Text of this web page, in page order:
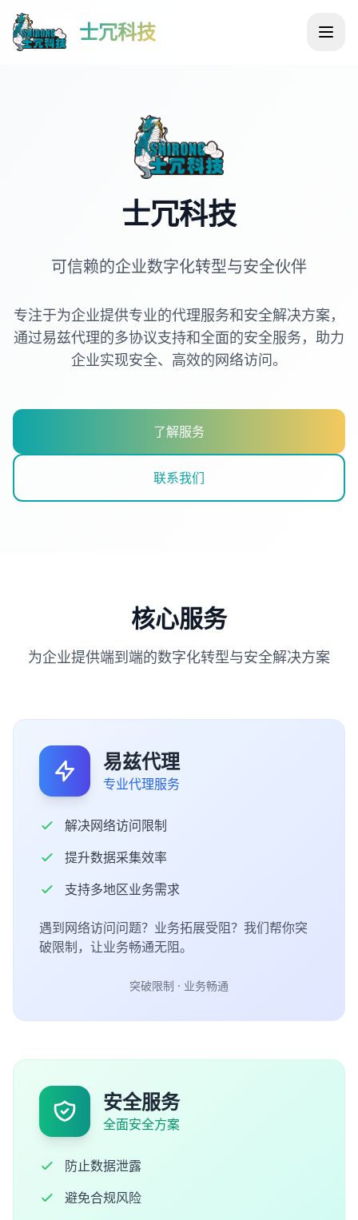
士冗科技
士冗科技
可信赖的企业数字化转型与安全伙伴
专注于为企业提供专业的代理服务和安全解决方案，
通过易兹代理的多协议支持和全面的安全服务，助力
企业实现安全、高效的网络访问。
了解服务
联系我们
核心服务
为企业提供端到端的数字化转型与安全解决方案
易兹代理
专业代理服务
解决网络访问限制
提升数据采集效率
支持多地区业务需求
遇到网络访问问题？业务拓展受阻？我们帮你突
破限制，让业务畅通无阻。
突破限制 · 业务畅通
安全服务
全面安全方案
防止数据泄露
避免合规风险